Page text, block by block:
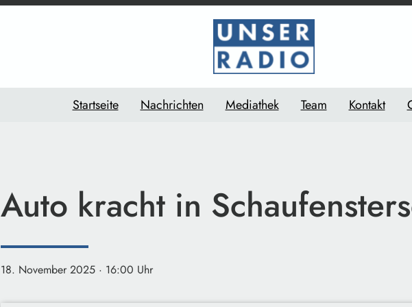
Startseite Nachrichten Mediathek Team Kontakt
Auto kracht in
18. November 2025 · 16:00 Uhr